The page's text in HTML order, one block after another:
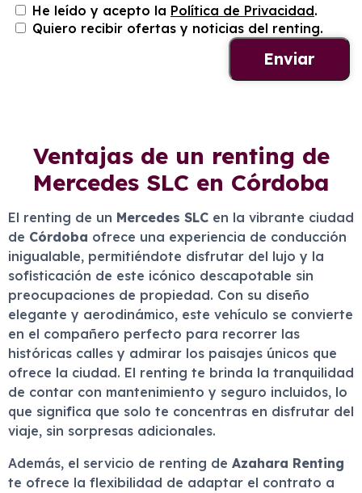
He leído y acepto la Política de Privacidad.
Quiero recibir ofertas y noticias del renting.
Ventajas de un renting de
Mercedes SLC en Córdoba
El renting de un Mercedes SLC en la vibrante ciudad
de Córdoba ofrece una experiencia de conducción
inigualable, permitiéndote disfrutar del lujo y la
sofisticación de este icónico descapotable sin
preocupaciones de propiedad. Con su diseño
elegante y aerodinámico, este vehículo se convierte
en el compañero perfecto para recorrer las
históricas calles y admirar los paisajes únicos que
ofrece la ciudad. El renting te brinda la tranquilidad
de contar con mantenimiento y seguro incluidos, lo
que significa que solo te concentras en disfrutar del
viaje, sin sorpresas adicionales.
Además, el servicio de renting de Azahara Renting
te ofrece la flexibilidad de adaptar el contrato a